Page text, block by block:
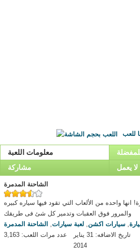
معلومات اللعبة
مشاركة
يعمل
الشاحنة المدمرة
انها واحده من الألعاب التي تقود فيها سياره كبيره
والمرور فوق العقبات وتدمير كل شئ فى طريقك
, سيارات اكشن, لعبة سيارات, الشاحنة المدمرة
عدد مرات اللعب: 3,163
تاريخ الاضافه: 31 يناير
2014